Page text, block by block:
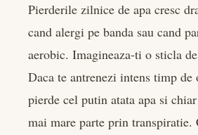
Pierderile zilnice de apa cresc
cand alergi pe banda sau cand
aerobic. Imagineaza-ti o sticla
Daca te antrenezi intens timp
pierde cel putin atata apa si
mai mare parte prin transpiratie.